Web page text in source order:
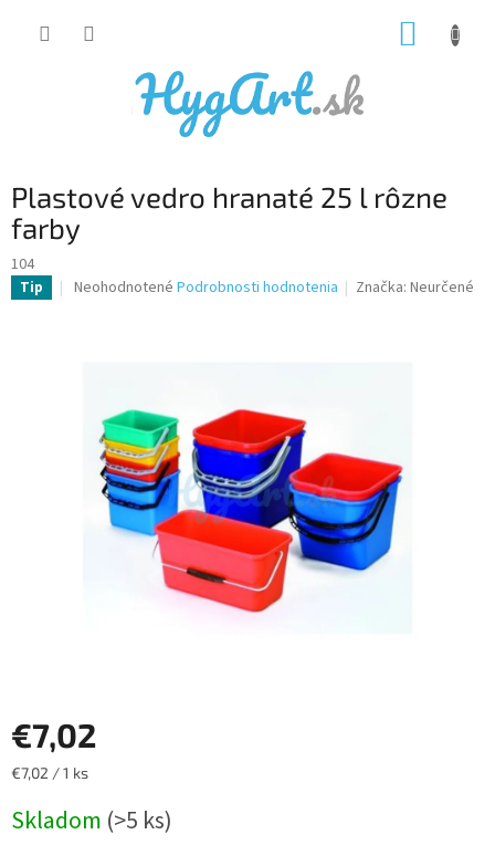
Plastové vedro hranaté 25 l rôzne
farby
104
Tip
Priemerné
hviezdičiek.
Neohodnotené Podrobnosti hodnotenia Značka:Neurčené
€7,02
Jednotková
€7,02 / 1 ks
Skladom (>5 ks)